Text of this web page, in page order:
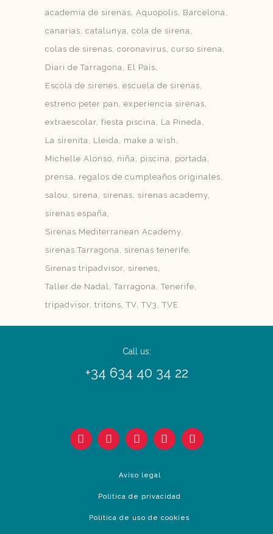
academia de sirenas Aquopolis
Barcelona
canarias catalunya cola de sirena
colas de sirenas coronavirus curso sirena
Diari de Tarragona
El País
Escola de sirenes escuela de sirenas
estreno peter pan
experiencia sirenas
extraescolar fiesta piscina
La Pineda
La sirenita
Lleida
make a wish
Michelle Alonso
niña piscina
portada
prensa
regalos de cumpleaños originales
salou
sirena sirenas
sirenas academy
sirenas españa
Sirenas Mediterranean Academy
sirenas Tarragona
sirenas tenerife
Sirenas tripadvisor sirenes
Taller de Nadal Tarragona Tenerife
tripadvisor tritons TV TV3 TVE
Call us:
+34 634 40 34 22
Aviso legal
Política de privacidad
Política de uso de cookies